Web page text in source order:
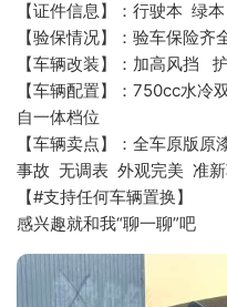
【证件信息】：行驶本  绿
【验保情况】：验车保险齐
【车辆改装】：加高风挡
【车辆配置】：750cc水冷
自一体档位
【车辆卖点】：全车原版
事故  无调表  外观完美  准
【#支持任何车辆置换】
感兴趣就和我“聊一聊”吧